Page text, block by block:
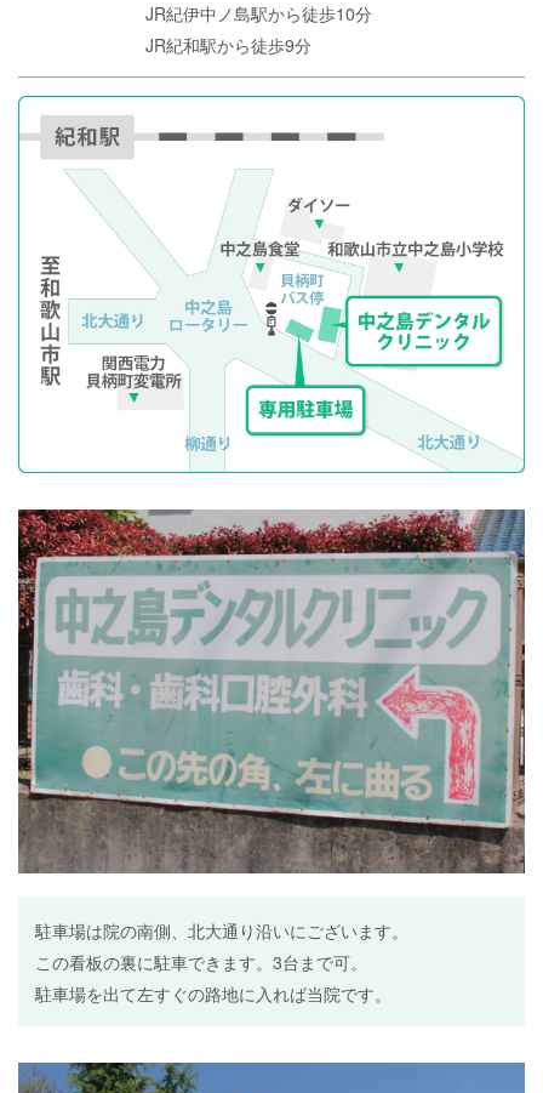
JR紀伊中ノ島駅から徒歩10分
JR紀和駅から徒歩9分
駐車場は院の南側、北大通り沿いにございます。
この看板の裏に駐車できます。3台まで可。
駐車場を出て左すぐの路地に入れば当院です。